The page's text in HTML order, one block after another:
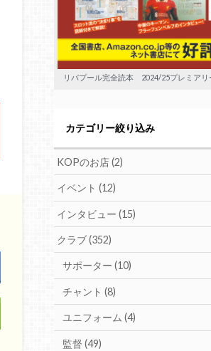
リバプール完全読本 2024/25プレミアリ
カテゴリー絞り込み
KOPのお店(2)
イベント(12)
インタビュー(15)
クラブ(352)
サポーター (10)
チャント (8)
ユニフォーム (4)
監督 (49)